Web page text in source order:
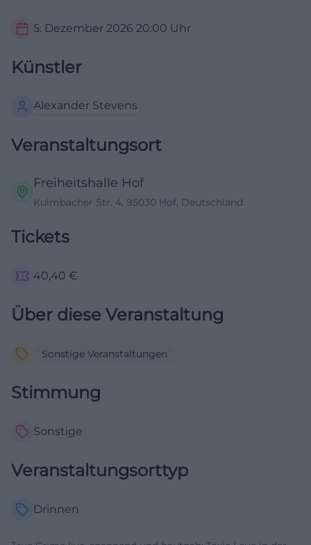
5. Dezember 2026 20:00 Uhr
Künstler
Alexander Stevens
Veranstaltungsort
Freiheitshalle Hof
Kulmbacher Str. 4, 95030 Hof, Deutschland
Tickets
40,40 €
Über diese Veranstaltung
Sonstige Veranstaltungen
Stimmung
Sonstige
Veranstaltungsorttyp
Drinnen